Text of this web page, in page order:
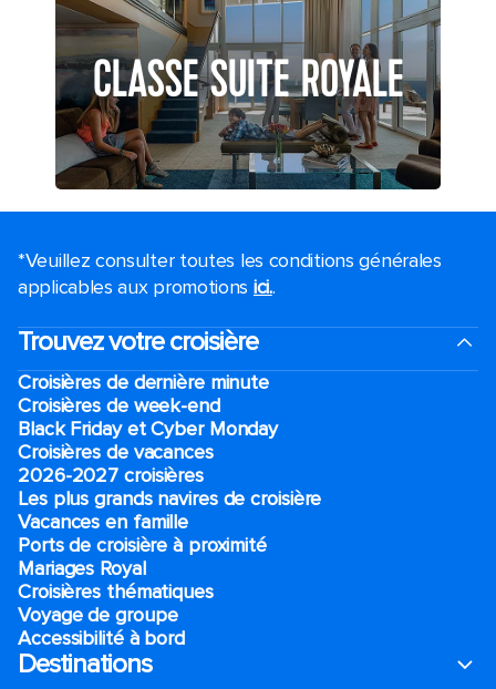
CLASSE SUITE ROYALE
*Veuillez consulter toutes les conditions générales
applicables aux promotions ici..
Trouvez votre croisière
Croisières de dernière minute
Croisières de week-end
Black Friday et Cyber Monday
Croisières de vacances
2026-2027 croisières
Les plus grands navires de croisière
Vacances en famille
Ports de croisière à proximité
Mariages Royal
Croisières thématiques
Voyage de groupe​
Accessibilité à bord​
Destinations